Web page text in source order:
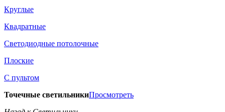
Круглые
Квадратные
Светодиодные потолочные
Плоские
С пультом
Точечные светильникиПросмотреть